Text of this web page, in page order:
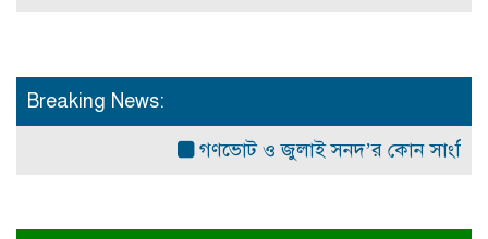
Breaking News:
গণভোট ও জুলাই সনদ’র কোন সাংবিধানিক